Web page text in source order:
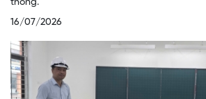
thông.
16/07/2026